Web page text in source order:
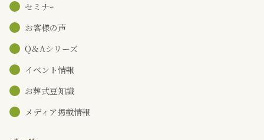
セミナｰ
お客様の声
Q＆Aシリーズ
イベント情報
お葬式豆知識
メディア掲載情報